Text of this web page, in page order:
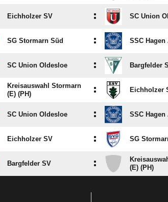
Eichholzer SV : SC Union
SG Stormarn Süd : SSC
SC Union Oldesloe : Bargfelder
Kreisauswahl Stormarn
(E) (PH)
: Eichholzer
SC Union Oldesloe : SSC
Eichholzer SV : SG
Bargfelder SV :
(E) (PH)